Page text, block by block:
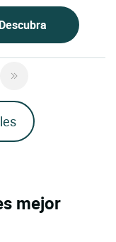
Descubra
mejor